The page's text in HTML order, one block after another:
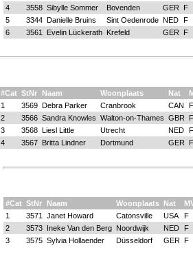
4
3558 Sibylle Sommer Bovenden GER
F
5
3344 Danielle Bruins Sint Oedenrode NED F
6
3561 Evelin Lückerath Krefeld GER F
#Cat StNr Naam Woonplaats Nat
1
3569 Debra Parker Cranbrook CAN
F
2
3566 Sandra Knowles Walton-on-Thames GBR
F
3
3568 Liesl Little Utrecht NED
F
4
3567 Britta Lindner Dortmund GER F
#Cat StNr Naam Woonplaats Nat
1
3571 Janet Howard Catonsville USA
F
2
3573 Ineke Van den Berg Noordwijk NED
F
3
3575 Sylvia Hollaender Düsseldorf GER F